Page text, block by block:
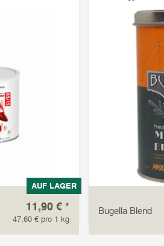
AUF LAGER
11,90 € *
47,60 € pro 1 kg
Bugella Blend